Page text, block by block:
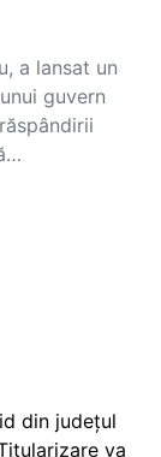
a lansat un
guvern
din județul
va